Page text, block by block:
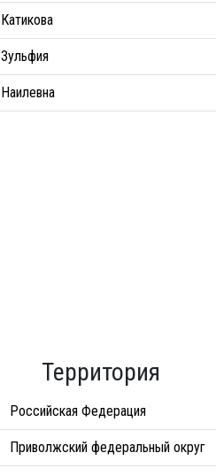
Катикова
Зульфия
Наилевна
Территория
Российская Федерация
Приволжский федеральный округ